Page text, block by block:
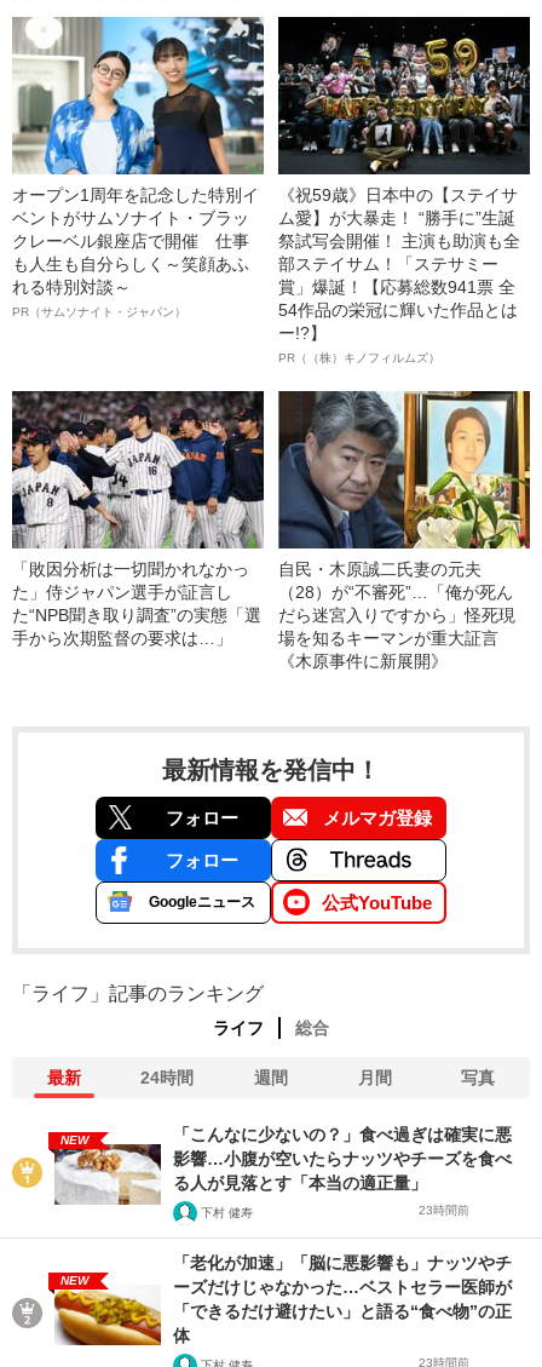
オープン1周年を記念した特別イ
ベントがサムソナイト・ブラッ
クレーベル銀座店で開催 仕事
も人生も自分らしく～笑顔あふ
れる特別対談～
PR（サムソナイト・ジャパン）
《祝59歳》日本中の【ステイサ
ム愛】が大暴走！ “勝手に”生誕
祭試写会開催！ 主演も助演も全
部ステイサム！「ステサミー
賞」爆誕！【応募総数941票 全
54作品の栄冠に輝いた作品とは
ー!?】
PR（（株）キノフィルムズ）
「敗因分析は一切聞かれなかっ
た」侍ジャパン選手が証言し
た“NPB聞き取り調査”の実態「選
手から次期監督の要求は…」
自民・木原誠二氏妻の元夫
（28）が“不審死”…「俺が死ん
だら迷宮入りですから」怪死現
場を知るキーマンが重大証言
《木原事件に新展開》
最新情報を発信中！
フォロー メルマガ登録
フォロー
Googleニュース 公式YouTube
「ライフ」記事のランキング
ライフ 総合
最新 24時間 週間 月間 写真
NEW
「こんなに少ないの？」食べ過ぎは確実に悪
影響…小腹が空いたらナッツやチーズを食べ
る人が見落とす「本当の適正量」
下村 健寿 23時間前
NEW
「老化が加速」「脳に悪影響も」ナッツやチ
ーズだけじゃなかった…ベストセラー医師が
「できるだけ避けたい」と語る“食べ物”の正
体
23時間前